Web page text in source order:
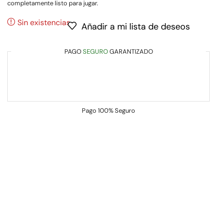
completamente listo para jugar.
Sin existencias Añadir a mi lista de deseos
PAGOSEGUROGARANTIZADO
Pago 100% Seguro